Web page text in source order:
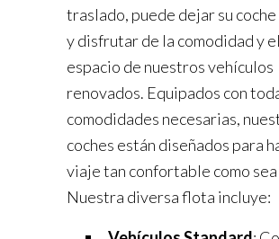
traslado, puede dejar su coche
y disfrutar de la comodidad y el
espacio de nuestros vehículos
renovados. Equipados con
comodidades necesarias,
coches están diseñados para
viaje tan confortable como
Nuestra diversa flota incluye: